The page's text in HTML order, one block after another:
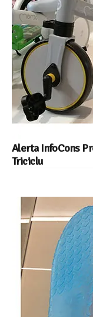
Alerta InfoCons
Triciclu